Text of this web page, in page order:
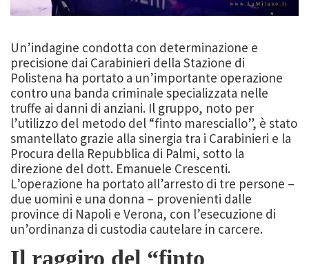
Un’indagine condotta con determinazione e
precisione dai Carabinieri della Stazione di
Polistena ha portato a un’importante operazione
contro una banda criminale specializzata nelle
truffe ai danni di anziani. Il gruppo, noto per
l’utilizzo del metodo del “finto maresciallo”, è stato
smantellato grazie alla sinergia tra i Carabinieri e la
Procura della Repubblica di Palmi, sotto la
direzione del dott. Emanuele Crescenti.
L’operazione ha portato all’arresto di tre persone –
due uomini e una donna – provenienti dalle
province di Napoli e Verona, con l’esecuzione di
un’ordinanza di custodia cautelare in carcere.
Il raggiro del “finto